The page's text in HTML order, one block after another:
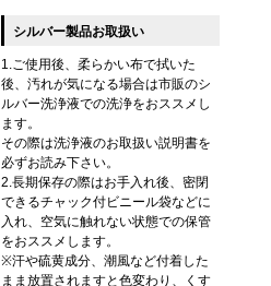
シルバー製品お取扱い
1.ご使用後、柔らかい布で拭いた
後、汚れが気になる場合は市販のシ
ルバー洗浄液での洗浄をおススメし
ます。
その際は洗浄液のお取扱い説明書を
必ずお読み下さい。
2.長期保存の際はお手入れ後、密閉
できるチャック付ビニール袋などに
入れ、空気に触れない状態での保管
をおススメします。
※汗や硫黄成分、潮風など付着した
まま放置されますと色変わり、くす